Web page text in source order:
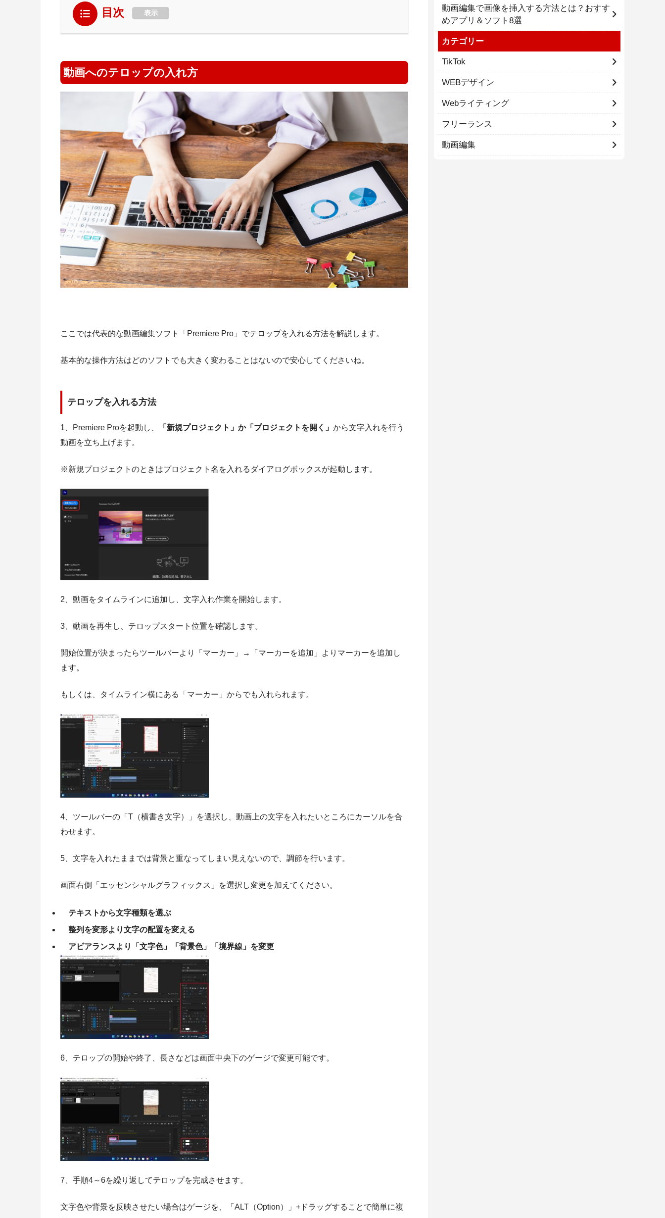
目次 表示
動画へのテロップの入れ方
ここでは代表的な動画編集ソフト「Premiere Pro」でテロップを入れる方法を解説します。
基本的な操作方法はどのソフトでも大きく変わることはないので安心してくださいね。
テロップを入れる方法
1、Premiere Proを起動し、 「新規プロジェクト」か「プロジェクトを開く」 から文字入れを行う
動画を立ち上げます。
※新規プロジェクトのときはプロジェクト名を入れるダイアログボックスが起動します。
2、動画をタイムラインに追加し、文字入れ作業を開始します。
3、動画を再生し、テロップスタート位置を確認します。
開始位置が決まったらツールバーより「マーカー」→「マーカーを追加」よりマーカーを追加し
ます。
もしくは、タイムライン横にある「マーカー」からでも入れられます。
4、ツールバーの「T（横書き文字）」を選択し、動画上の文字を入れたいところにカーソルを合
わせます。
5、文字を入れたままでは背景と重なってしまい見えないので、調節を行います。
画面右側「エッセンシャルグラフィックス」を選択し変更を加えてください。
テキストから文字種類を選ぶ
整列を変形より文字の配置を変える
アビアランスより「文字色」「背景色」「境界線」を変更
6、テロップの開始や終了、長さなどは画面中央下のゲージで変更可能です。
7、手順4～6を繰り返してテロップを完成させます。
文字色や背景を反映させたい場合はゲージを、「ALT（Option）」+ドラッグすることで簡単に複
動画編集で画像を挿入する方法とは？おすす
めアプリ＆ソフト8選
カテゴリー
TikTok
WEBデザイン
Webライティング
フリーランス
動画編集